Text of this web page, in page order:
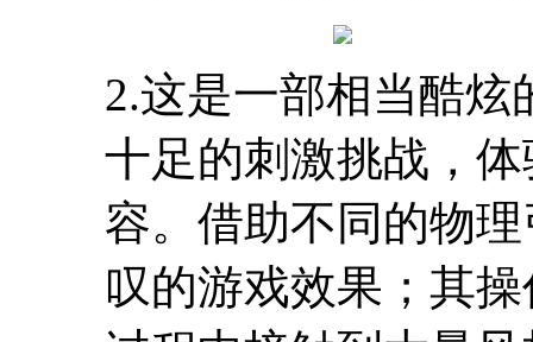
2.这是一部相当酷
十足的刺激挑战，
容。借助不同的物
叹的游戏效果；其